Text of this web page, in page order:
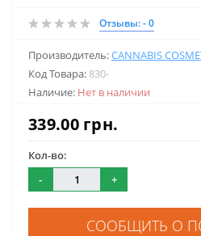
Отзывы: - 0
Производитель:CANNABIS
Код Товара: 830-
Наличие: Нет в наличии
339.00 грн.
Кол-во:
-
+
СООБЩИТЬ О